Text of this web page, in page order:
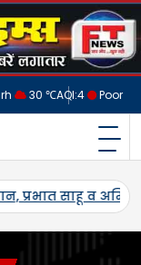
30 ℃AQI:4 Poor
की खरीद, सलोन के